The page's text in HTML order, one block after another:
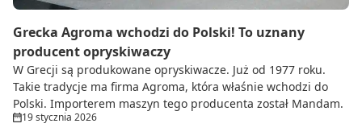
Grecka Agroma wchodzi do Polski! To uznany
producent opryskiwaczy
W Grecji są produkowane opryskiwacze. Już od 1977 roku.
Takie tradycje ma firma Agroma, która właśnie wchodzi do
Polski. Importerem maszyn tego producenta został Mandam.
19 stycznia 2026